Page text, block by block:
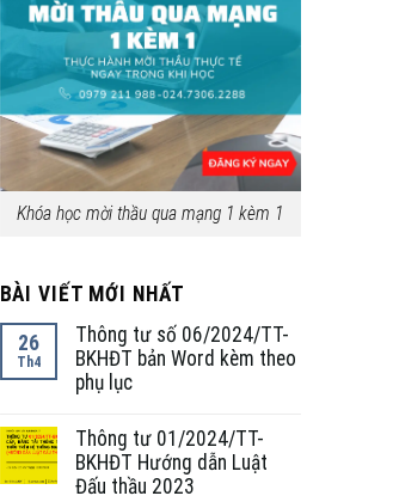
Khóa học mời thầu qua mạng 1 kèm 1
BÀI VIẾT MỚI NHẤT
26
Th4
Thông tư số 06/2024/TT-
BKHĐT bản Word kèm theo
phụ lục
Thông tư 01/2024/TT-
BKHĐT Hướng dẫn Luật
Đấu thầu 2023